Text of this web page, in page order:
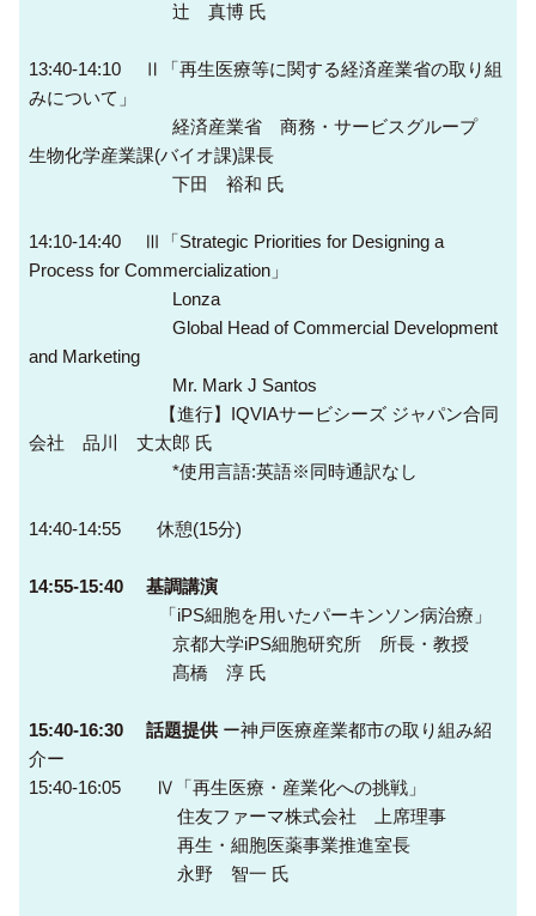
辻󠄀 真博 氏
13:40-14:10 Ⅱ「再生医療等に関する経済産業省の取り組
みについて」
経済産業省 商務・サービスグループ
生物化学産業課(バイオ課)課長
下田 裕和 氏
14:10-14:40 Ⅲ「Strategic Priorities for Designing a
Process for Commercialization」
Lonza
Global Head of Commercial Development
and Marketing
Mr. Mark J Santos
【進行】IQVIAサービシーズ ジャパン合同
会社 品川 丈太郎 氏
*使用言語:英語※同時通訳なし
14:40-14:55 休憩(15分)
14:55-15:40 基調講演
「iPS細胞を用いたパーキンソン病治療」
京都大学iPS細胞研究所 所長・教授
髙橋 淳 氏
15:40-16:30 話題提供 ー神戸医療産業都市の取り組み紹
介ー
15:40-16:05 Ⅳ「再生医療・産業化への挑戦」
住友ファーマ株式会社 上席理事
再生・細胞医薬事業推進室長
永野 智一 氏